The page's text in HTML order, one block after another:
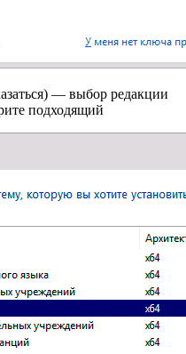
— выбор редакции
подходящий